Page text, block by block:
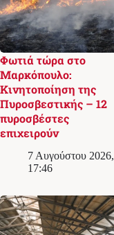
Φωτιά τώρα στο
Μαρκόπουλο:
Κινητοποίηση της
Πυροσβεστικής – 12
πυροσβέστες
επιχειρούν
7 Αυγούστου 2026,
17:46